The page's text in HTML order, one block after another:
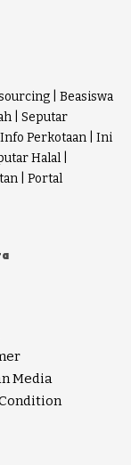
Beasiswa
Seputar
Info Perkotaan
Ini
Halal
Portal
Media